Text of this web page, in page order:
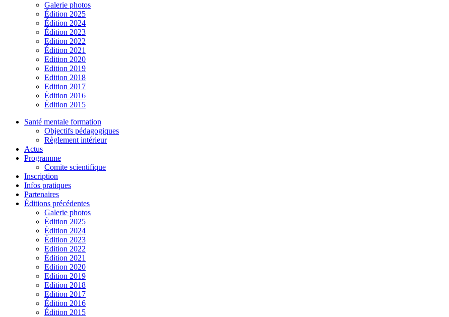
Galerie photos
Édition 2025
Édition 2024
Édition 2023
Edition 2022
Édition 2021
Edition 2020
Edition 2019
Edition 2018
Edition 2017
Édition 2016
Édition 2015
Santé mentale formation
Objectifs pédagogiques
Règlement intérieur
Actus
Programme
Comite scientifique
Inscription
Infos pratiques
Partenaires
Éditions précédentes
Galerie photos
Édition 2025
Édition 2024
Édition 2023
Edition 2022
Édition 2021
Edition 2020
Edition 2019
Edition 2018
Edition 2017
Édition 2016
Édition 2015